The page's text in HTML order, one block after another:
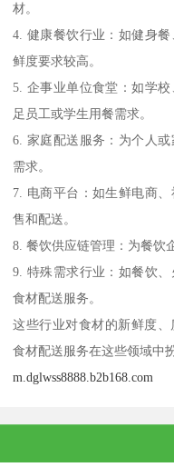
材。
4. 健康餐饮行业：如健身
鲜度要求较高。
5. 企事业单位食堂：如学
足员工或学生用餐需求。
6. 家庭配送服务：为个人
需求。
7. 电商平台：如生鲜电商
售和配送。
8. 餐饮供应链管理：为餐饮
9. 特殊需求行业：如餐饮
食材配送服务。
这些行业对食材的新鲜度
食材配送服务在这些领域中
m.dglwss8888.b2b168.com